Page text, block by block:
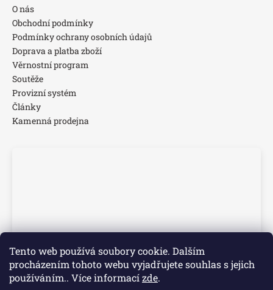
Tento web používá soubory cookie. Dalším
procházením tohoto webu vyjadřujete souhlas s jejich
používáním.. Více informacízde.
O nás
Obchodní podmínky
Podmínky ochrany osobních údajů
Doprava a platba zboží
Věrnostní program
Soutěže
Provizní systém
Články
Kamenná prodejna